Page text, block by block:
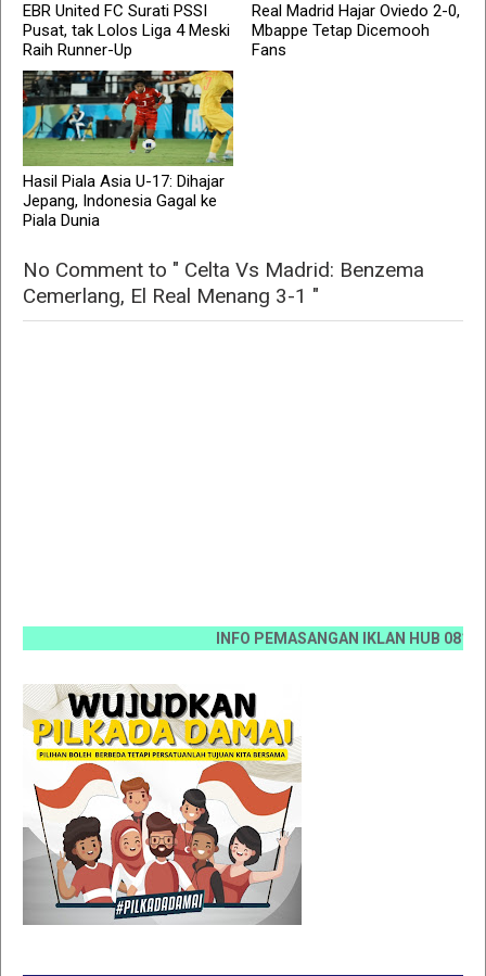
EBR United FC Surati PSSI
Pusat, tak Lolos Liga 4 Meski
Raih Runner-Up
Real Madrid Hajar Oviedo 2-0,
Mbappe Tetap Dicemooh
Fans
Hasil Piala Asia U-17: Dihajar
Jepang, Indonesia Gagal ke
Piala Dunia
No Comment to " Celta Vs Madrid: Benzema
Cemerlang, El Real Menang 3-1 "
INFO PEMASANGAN IKLAN HUB 0812